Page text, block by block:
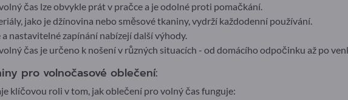
čas lze obvykle prát v pračce a je odolné proti pomačkání.
jako je džínovina nebo směsové tkaniny, vydrží každodenní používání.
a nastavitelné zapínání nabízejí další výhody.
čas je určeno k nošení v různých situacích - od domácího odpočinku až po
pro volnočasové oblečení:
klíčovou roli v tom, jak oblečení pro volný čas funguje: